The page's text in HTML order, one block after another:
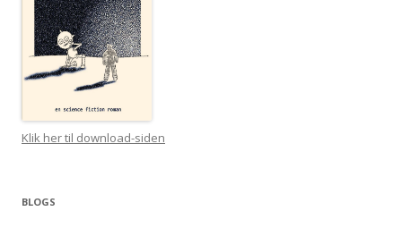
Klik her til download-siden
BLOGS